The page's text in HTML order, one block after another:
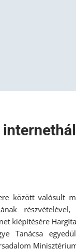
között valósult
kiépítésére
Tanácsa